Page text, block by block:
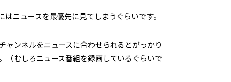
ニュースを最優先に見てしまうぐらいです。
ンネルをニュースに合わせられるとがっかり
（むしろニュース番組を録画しているぐらいで